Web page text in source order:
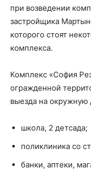
при возведении
застройщика
которого стоят
комплекса.
Комплекс «София
огражденной
выезда на окружную
школа, 2 детсада;
поликлиника со
банки, аптеки,